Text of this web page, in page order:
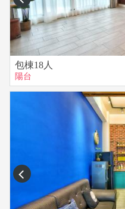
包棟18人
陽台
prev